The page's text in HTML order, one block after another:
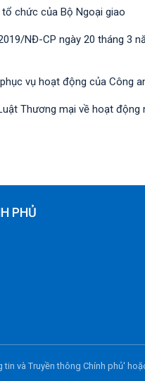
chức của Bộ Ngoại giao
NĐ-CР ngày 20 tháng 3
vụ hoạt động của Công
Thương mại về hoạt động
PHỦ
tin và Truyền thông Chính phủ'